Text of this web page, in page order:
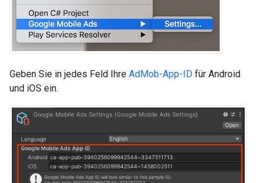
Geben Sie in jedes Feld Ihre AdMob-App-ID für Android
und iOS ein.